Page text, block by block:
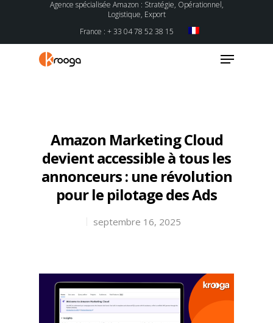
Agence spécialisée Amazon : Stratégie, Opérationnel,
Logistique, Export
France : + 33 04 78 52 38 15
Amazon Marketing Cloud
devient accessible à tous les
annonceurs : une révolution
pour le pilotage des Ads
septembre 16, 2025